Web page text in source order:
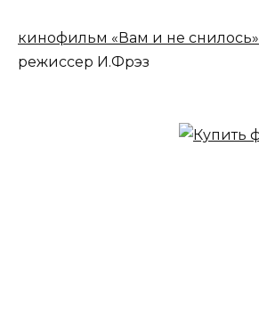
кинофильм «Вам и не снилось»
режиссер И.Фрэз